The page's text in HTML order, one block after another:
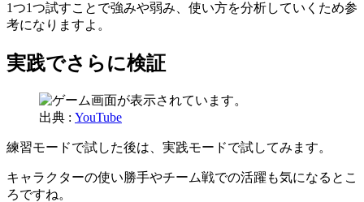
1つ1つ試すことで強みや弱み、使い方を分析していくため参
考になりますよ。
実践でさらに検証
出典 : YouTube
練習モードで試した後は、実践モードで試してみます。
キャラクターの使い勝手やチーム戦での活躍も気になるとこ
ろですね。